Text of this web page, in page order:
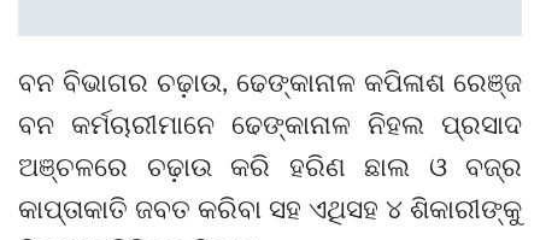
ବନ ବିଭାଗର ଚଢ଼ାଉ, ଢେଙ୍କାନାଳ କପିଳାଶ ରେଞ୍ଜ
ବନ କର୍ମଚାରୀମାନେ ଢେଙ୍କାନାଳ ନିହଲ ପ୍ରସାଦ
ଅଞ୍ଚଳରେ ଚଢ଼ାଉ କରି ହରିଣ ଛାଲ ଓ ବଜ୍ର
କାପ୍ତାକାତି ଜବତ କରିବା ସହ ଏଥିସହ ୪ ଶିକାରୀଙ୍କୁ